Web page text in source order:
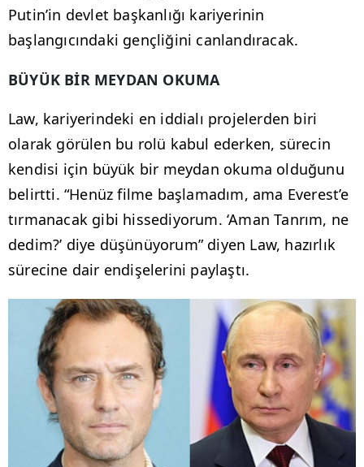
Putin’in devlet başkanlığı kariyerinin
başlangıcındaki gençliğini canlandıracak.
BÜYÜK BİR MEYDAN OKUMA
Law, kariyerindeki en iddialı projelerden biri
olarak görülen bu rolü kabul ederken, sürecin
kendisi için büyük bir meydan okuma olduğunu
belirtti. “Henüz filme başlamadım, ama Everest’e
tırmanacak gibi hissediyorum. ‘Aman Tanrım, ne
dedim?’ diye düşünüyorum” diyen Law, hazırlık
sürecine dair endişelerini paylaştı.